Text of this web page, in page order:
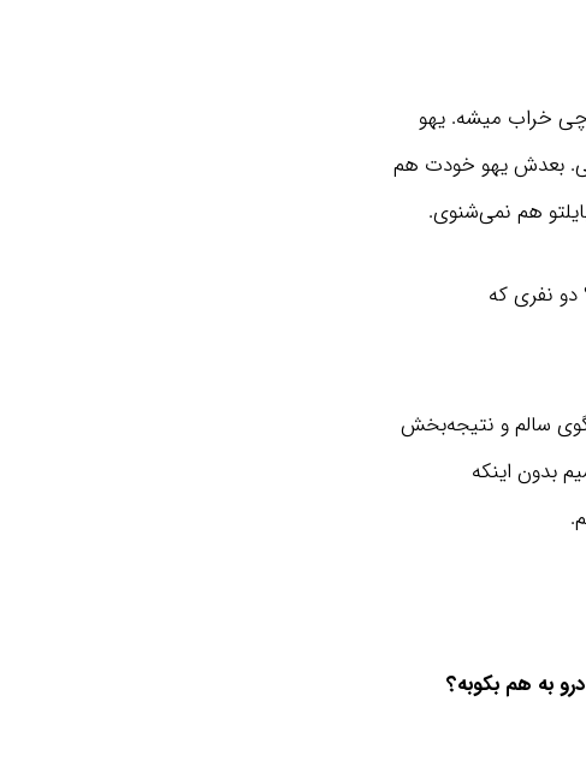
خراب میشه. یهو
بعدش یهو خودت هم
هم نمی‌شنوی.
نفری که
سالم و نتیجه‌بخش
بدون اینکه
به هم بکوبه؟